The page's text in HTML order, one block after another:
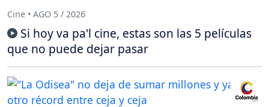
Cine • AGO 5 / 2026
Si hoy va pa'l cine, estas son las 5 películas
que no puede dejar pasar